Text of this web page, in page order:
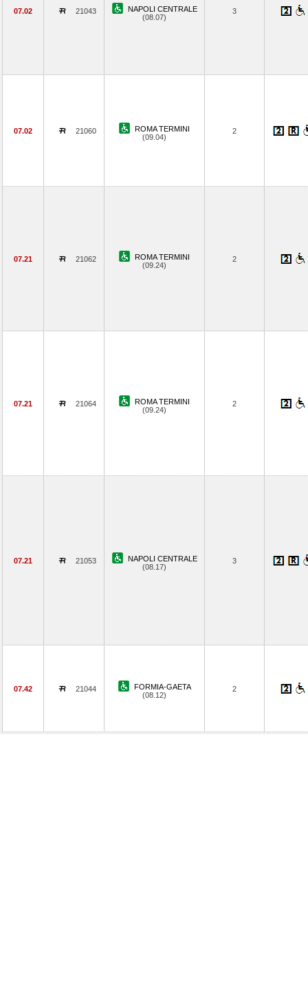
07.02 21043
NAPOLI CENTRALE
(08.07)
3
07.02 21060
ROMA TERMINI
(09.04)
2
07.21 21062
ROMA TERMINI
(09.24)
2
07.21 21064
ROMA TERMINI
(09.24)
2
07.21 21053
NAPOLI CENTRALE
(08.17)
3
07.42 21044
FORMIA-GAETA
(08.12)
2